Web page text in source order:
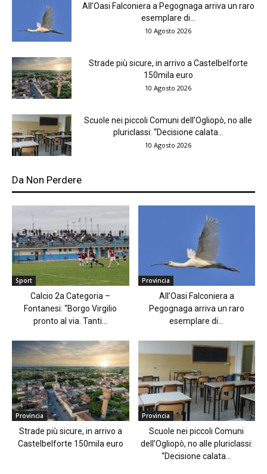
All’Oasi Falconiera a Pegognaga arriva un raro
esemplare di...
10 Agosto 2026
Strade più sicure, in arrivo a Castelbelforte
150mila euro
10 Agosto 2026
Scuole nei piccoli Comuni dell’Ogliopò, no alle
pluriclassi: “Decisione calata...
10 Agosto 2026
Da Non Perdere
Sport
Calcio 2a Categoria –
Fontanesi: “Borgo Virgilio
pronto al via. Tanti...
Provincia
All’Oasi Falconiera a
Pegognaga arriva un raro
esemplare di...
Provincia
Strade più sicure, in arrivo a
Castelbelforte 150mila euro
Provincia
Scuole nei piccoli Comuni
dell’Ogliopò, no alle pluriclassi:
“Decisione calata...